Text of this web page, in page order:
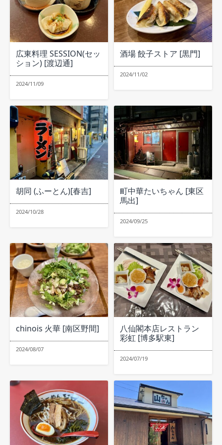
広東料理 SESSION(セッ
ション) [渡辺通]
2024/11/09
酒場 餃子ストア [黒門]
2024/11/02
胡同 (ふーとん)[春吉]
2024/10/28
町中華たいちゃん [東区
馬出]
2024/09/25
chinois 火華 [南区野間]
2024/08/07
八仙閣本店レストラン
彩虹 [博多駅東]
2024/07/19